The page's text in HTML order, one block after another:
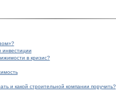
инвестиции
в кризис?
и какой строительной компании поручить?